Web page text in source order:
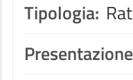
Tipologia: